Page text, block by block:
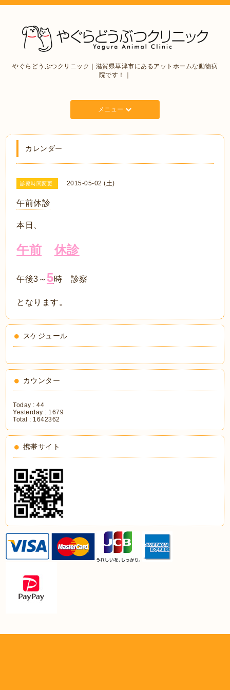
やぐらどうぶつクリニック｜滋賀県草津市にあるアットホームな動物病
院です！｜
メニュー
カレンダー
診察時間変更 2015-05-02 (土)
午前休診
本日、
午前 休診
午後3～ 5時 診察
となります。
スケジュール
カウンター
Today :44
Yesterday : 1679
Total : 1642362
携帯サイト